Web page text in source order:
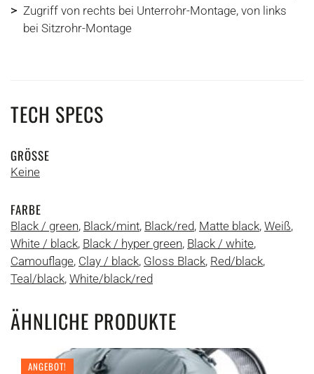
> Zugriff von rechts bei Unterrohr-Montage, von links
bei Sitzrohr-Montage
TECH SPECS
GRÖSSE
Keine
FARBE
Black / green, Black/mint, Black/red, Matte black, Weiß,
White / black, Black / hyper green, Black / white,
Camouflage, Clay / black, Gloss Black, Red/black,
Teal/black, White/black/red
ÄHNLICHE PRODUKTE
ANGEBOT!